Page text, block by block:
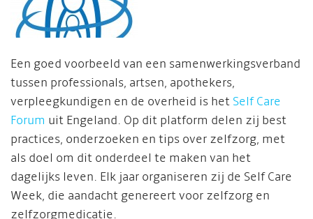
Een goed voorbeeld van een samenwerkingsverband
tussen professionals, artsen, apothekers,
verpleegkundigen en de overheid is het Self Care
Forum uit Engeland. Op dit platform delen zij best
practices, onderzoeken en tips over zelfzorg, met
als doel om dit onderdeel te maken van het
dagelijks leven. Elk jaar organiseren zij de Self Care
Week, die aandacht genereert voor zelfzorg en
zelfzorgmedicatie.